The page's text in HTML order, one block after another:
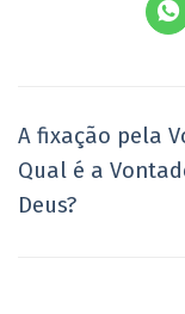
A fixação pela
Qual é a
Deus?